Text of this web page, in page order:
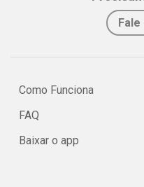
Como Funciona
FAQ
Baixar o app